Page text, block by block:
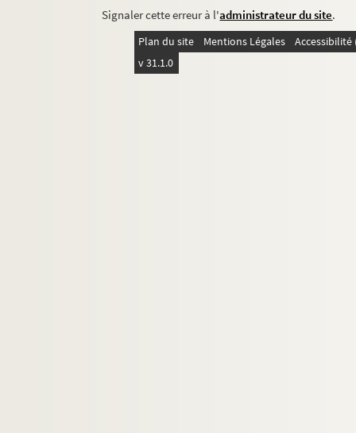
Signaler cette erreur à l'administrateur du site.
Plan du site Mentions Légales
v 31.1.0